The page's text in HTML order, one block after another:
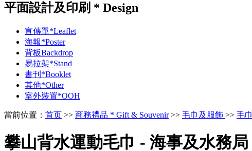
平面設計及印刷 * Design
宣傳單*Leaflet
海報*Poster
背板Backdrop
易拉架*Stand
書刊*Booklet
其他*Other
室外裝置*OOH
當前位置： 首页 >> 商務禮品 * Gift & Souvenir>> 毛巾及服飾 >> 毛巾
​攀山背水運動毛巾 - 海事及水務局